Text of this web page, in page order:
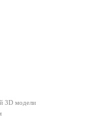
3D модели